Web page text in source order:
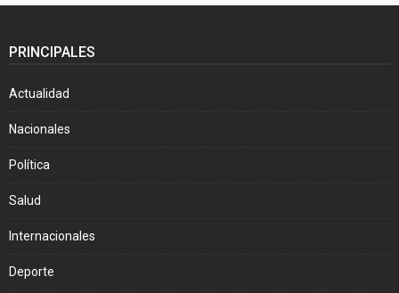
PRINCIPALES
Actualidad
Nacionales
Política
Salud
Internacionales
Deporte